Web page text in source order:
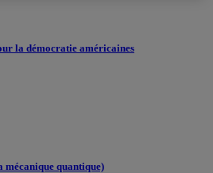
la démocratie américaines
mécanique quantique)